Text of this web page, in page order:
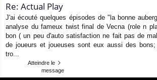
Re: Actual Play
J'ai écouté quelques épisodes de "la bonne
analyse du fameux twist final de Vecna (role n
bon ( un peu d'auto satisfaction ne fait pas de
de joueurs et joueuses sont eux aussi des
tro...
Atteindre le
message